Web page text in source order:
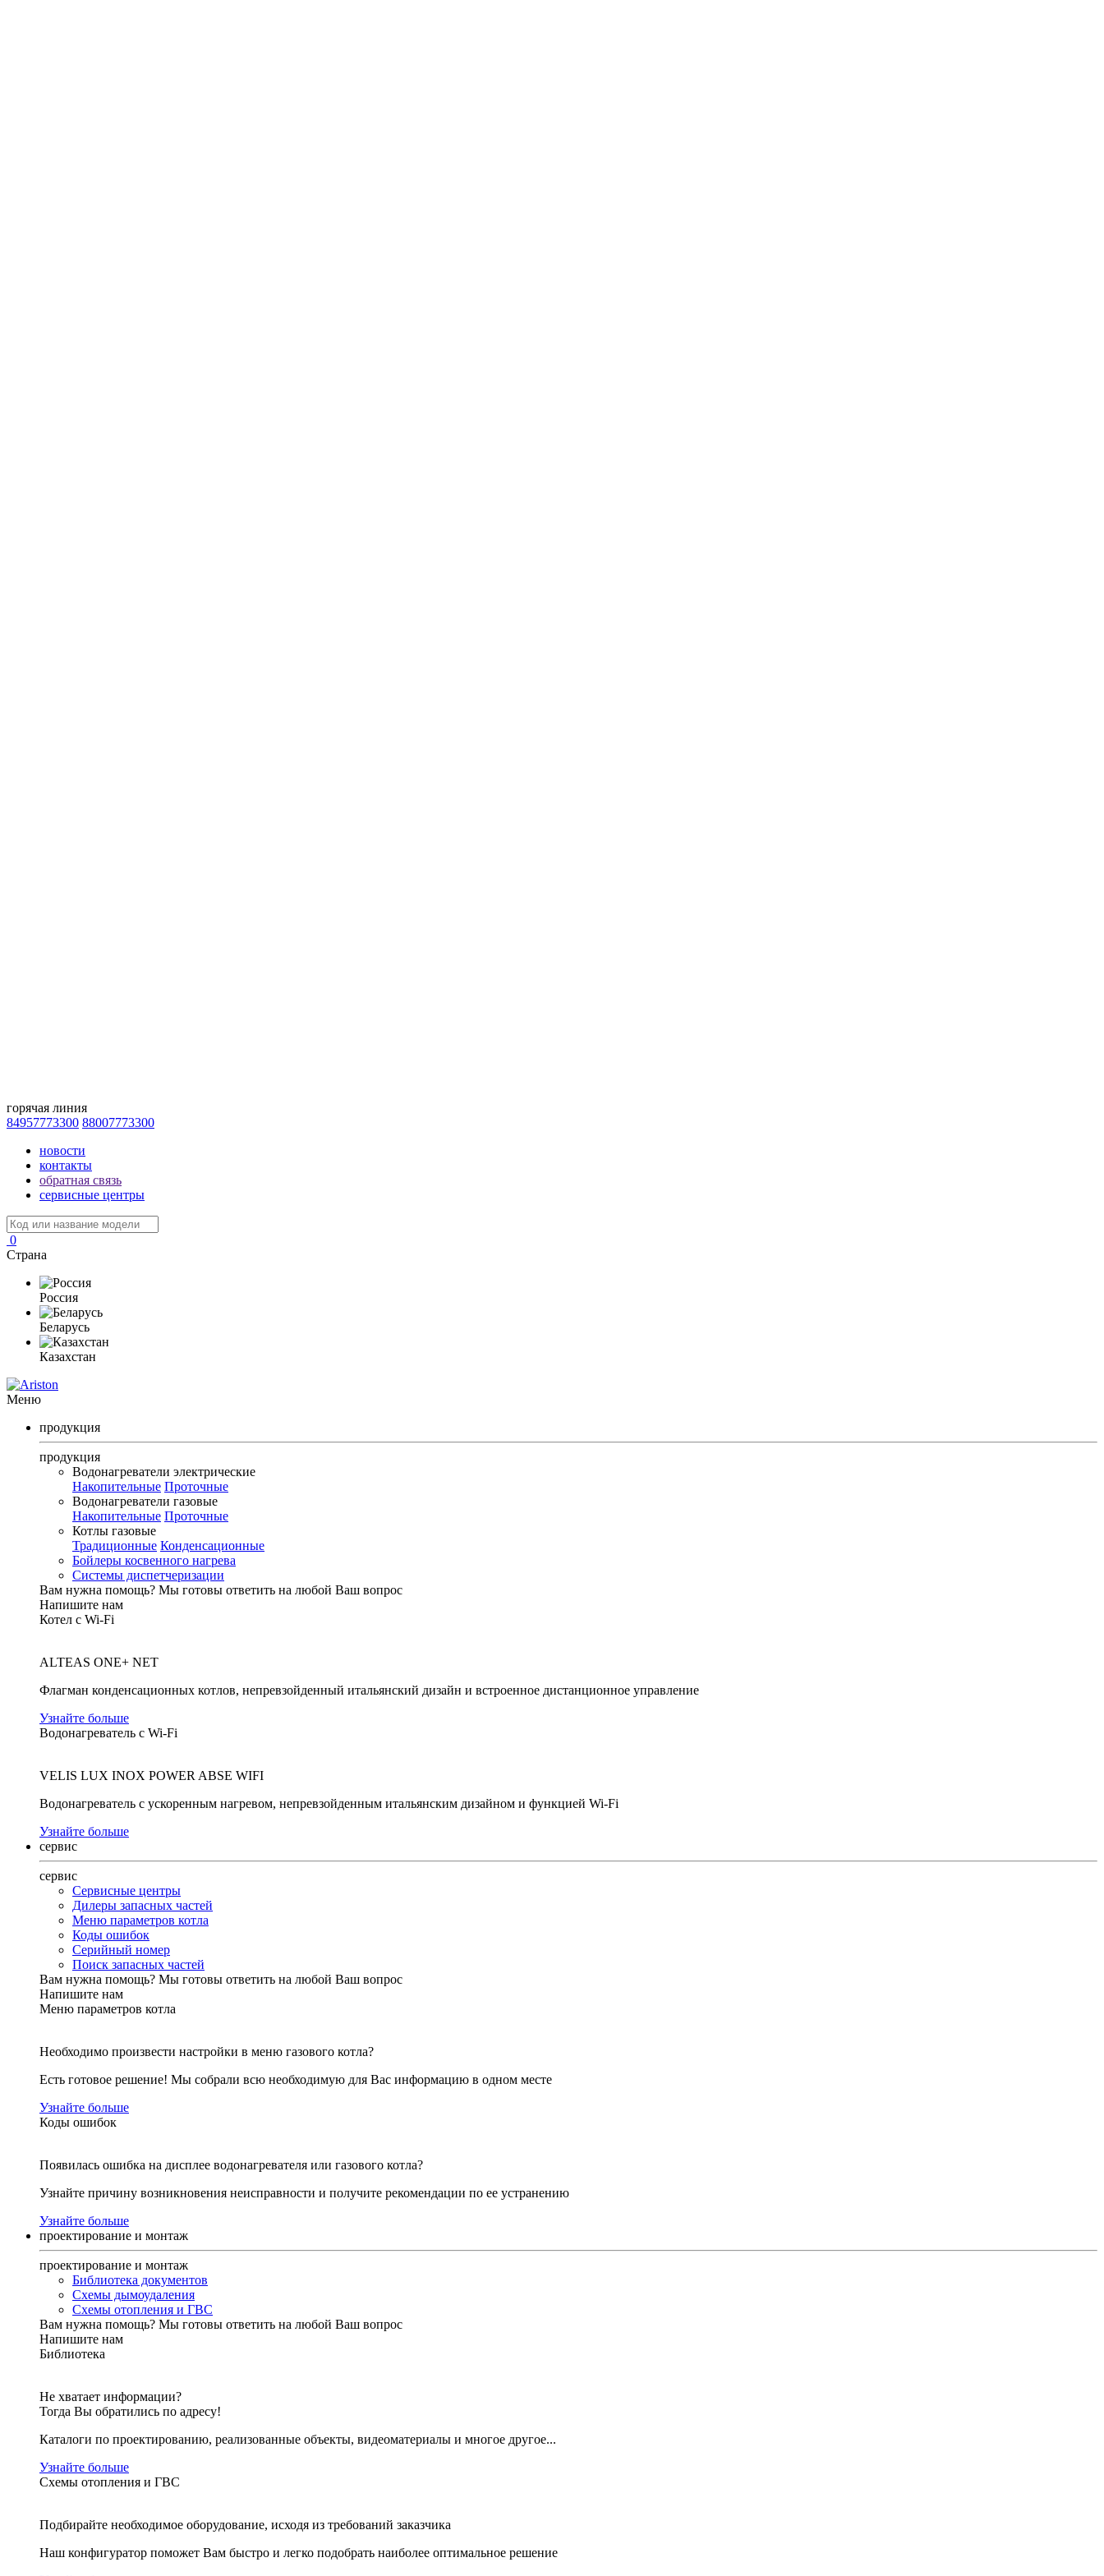
горячая линия
84957773300 88007773300
новости
контакты
обратная связь
сервисные центры
0
Страна
Россия
Беларусь
Казахстан
Меню
продукция
продукция
Водонагреватели электрические
Накопительные Проточные
Водонагреватели газовые
Накопительные Проточные
Котлы газовые
Традиционные Конденсационные
Бойлеры косвенного нагрева
Системы диспетчеризации
Вам нужна помощь? Мы готовы ответить на любой Ваш вопрос
Напишите нам
Котел с Wi-Fi
ALTEAS ONE+ NET
Флагман конденсационных котлов, непревзойденный итальянский дизайн и встроенное дистанционное управление
Узнайте больше
Водонагреватель с Wi-Fi
VELIS LUX INOX POWER ABSE WIFI
Водонагреватель с ускоренным нагревом, непревзойденным итальянским дизайном и функцией Wi-Fi
Узнайте больше
сервис
сервис
Сервисные центры
Дилеры запасных частей
Меню параметров котла
Коды ошибок
Серийный номер
Поиск запасных частей
Вам нужна помощь? Мы готовы ответить на любой Ваш вопрос
Напишите нам
Меню параметров котла
Необходимо произвести настройки в меню газового котла?
Есть готовое решение! Мы собрали всю необходимую для Вас информацию в одном месте
Узнайте больше
Коды ошибок
Появилась ошибка на дисплее водонагревателя или газового котла?
Узнайте причину возникновения неисправности и получите рекомендации по ее устранению
Узнайте больше
проектирование и монтаж
проектирование и монтаж
Библиотека документов
Схемы дымоудаления
Схемы отопления и ГВС
Вам нужна помощь? Мы готовы ответить на любой Ваш вопрос
Напишите нам
Библиотека
Не хватает информации?
Тогда Вы обратились по адресу!
Каталоги по проектированию, реализованные объекты, видеоматериалы и многое другое...
Узнайте больше
Схемы отопления и ГВС
Подбирайте необходимое оборудование, исходя из требований заказчика
Наш конфигуратор поможет Вам быстро и легко подобрать наиболее оптимальное решение